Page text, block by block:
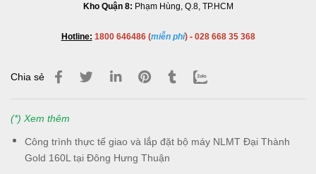
Kho Quận 8: Phạm Hùng, Q.8, TP.HCM
Hotline: 1800 646486 (miễn phí)- 028 668 35 368
Chia sẻ
(*) Xem thêm
Công trình thực tế giao và lắp đặt bộ máy NLMT Đại Thành
Gold 160L tại Đông Hưng Thuận